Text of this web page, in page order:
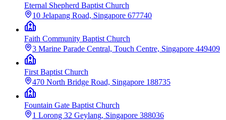
Eternal Shepherd Baptist Church
10 Jelapang Road, Singapore 677740
Faith Community Baptist Church
3 Marine Parade Central, Touch Centre, Singapore 449409
First Baptist Church
470 North Bridge Road, Singapore 188735
Fountain Gate Baptist Church
1 Lorong 32 Geylang, Singapore 388036